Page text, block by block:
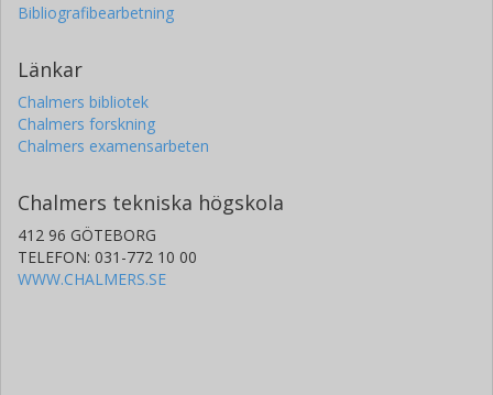
Bibliografibearbetning
Länkar
Chalmers bibliotek
Chalmers forskning
Chalmers examensarbeten
Chalmers tekniska högskola
412 96 GÖTEBORG
TELEFON: 031-772 10 00
WWW.CHALMERS.SE